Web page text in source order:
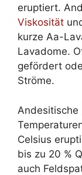
eruptiert.
Viskosität
kurze Aa-
Lavadome.
gefördert
Ströme.
Andesitische
Celsius
bis zu 20 %
auch